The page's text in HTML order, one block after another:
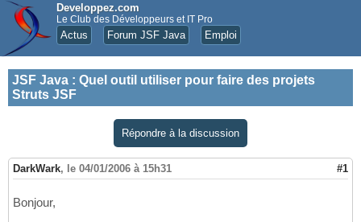
Developpez.com
Le Club des Développeurs et IT Pro
Actus Forum JSF Java Emploi
JSF Java : Quel outil utiliser pour faire des projets
Struts JSF
Répondre à la discussion
DarkWark, le 04/01/2006 à 15h31 #1
Bonjour,